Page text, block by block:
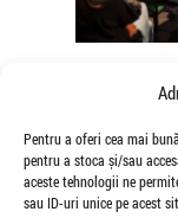
Pentru a oferi cea mai
pentru a stoca și/sau
aceste tehnologii ne
sau ID-uri unice pe acest
Somatice
Mădălina
Niculae
de Veioza Arte